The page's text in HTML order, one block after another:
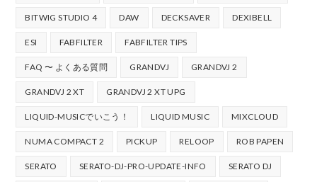
BITWIG STUDIO 4 DAW DECKSAVER DEXIBELL
ESI FABFILTER FABFILTER TIPS
FAQ 〜 よくある質問 GRANDVJ GRANDVJ 2
GRANDVJ 2 XT GRANDVJ 2 XT UPG
LIQUID-MUSICでいこう！ LIQUID MUSIC MIXCLOUD
NUMA COMPACT 2 PICKUP RELOOP ROB PAPEN
SERATO SERATO-DJ-PRO-UPDATE-INFO SERATO DJ